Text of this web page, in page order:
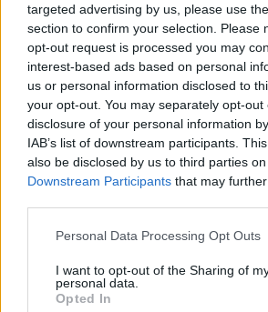
targeted advertising by us, please use
section to confirm your selection. Please
opt-out request is processed you may
interest-based ads based on personal
us or personal information disclosed to
your opt-out. You may separately opt-
disclosure of your personal information
IAB’s list of downstream participants.
also be disclosed by us to third parties
Downstream Participants that may
Personal Data Processing Opt Outs
I want to opt-out of the Sharing of
personal data.
Opted In
Jízdenky Egroticket jsou opět v
23.1.2001 15:55 | PRAHA (ČIA)
Prodej jízdenek Egroticket, které umožňují
v muzeích, restauracích a hotelech, obnovily
to dnes sdělil Pavel Tesař z tiskového
Stěhujte se! Banka to platí
23.1.2001 10:15 | PRAHA (EkoList)
Zřejmě nejrychleji se měnící částí planety je v
rovníkový pás, který ještě v polovině 20.
způsobují, že tropické oblasti se masivně
současné situace jsou i hromadné přesuny
příkladu indonéské transmigrace se
přiblížit.